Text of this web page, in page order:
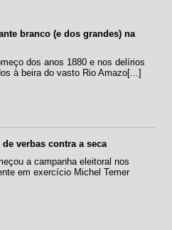
branco (e dos grandes) na
dos anos 1880 e nos delírios
à beira do vasto Rio Amazo[...]
verbas contra a seca
a campanha eleitoral nos
em exercício Michel Temer